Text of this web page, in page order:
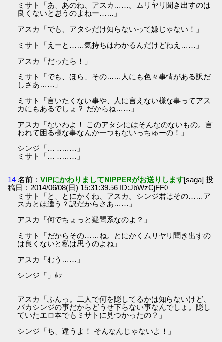
ミサト「あ、あのね、アスカ……。ムリヤリ聞き出すのは
良くないと思うのよねー……」
アスカ「でも、アタシだけ知らないって嫌じゃない！」
ミサト「えーと……気持ちはわかるんだけどねえ……」
アスカ「だったら！」
ミサト「でも、ほら、その……人にも色々事情がある訳だ
しさあ……」
ミサト「言いたくない事や、人に言えない様な事ってアス
カにもあるでしょ？ だからね……」
アスカ「ないわよ！ このアタシにはそんなのないもの。言
われて困る様な事なんか一つもないっちゅーの！」
シンジ「…………」
ミサト「…………」
14 名前：VIPにかわりましてNIPPERがお送りします[saga] 投
稿日：2014/06/08(日) 15:31:39.56 ID:JbWzCjFF0
ミサト「と、とにかくね、アスカ。シンジ君はその……ア
スカとは違う？訳だからさあ……」
アスカ「何でちょっと疑問系なのよ？」
ミサト「だからその……ね。とにかくムリヤリ聞き出すの
は良くないと私は思うのよね」
アスカ「むう……」
シンジ「」ﾎｯ
アスカ「ふんっ。二人で何を隠してるかは知らないけど、
バカシンジの事だからどうせ下らない事なんでしょ。隠し
ていたエロ本でもミサトに見つかったの？」
シンジ「ち、違うよ！ そんなんじゃないよ！」